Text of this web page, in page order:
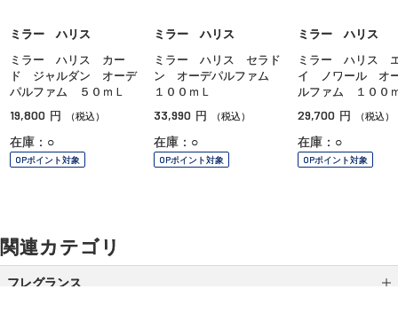
ミラー ハリス
ミラー ハリス カー
ド ジャルダン オーデ
パルファム ５０ｍＬ
19,800 円 （税込）
在庫：○
OPポイント対象
ミラー ハリス
ミラー ハリス セラド
ン オーデパルファム
１００ｍＬ
33,990 円 （税込）
在庫：○
OPポイント対象
ミラー ハリス
ミラー ハリス
イ ノワール オ
ルファム １００
29,700 円 （税込）
在庫：○
OPポイント対象
関連カテゴリ
フレグランス